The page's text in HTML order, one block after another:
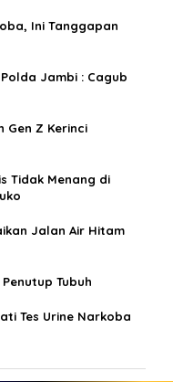
Ini Tanggapan
Jambi : Cagub
Gen Z Kerinci
Tidak Menang di
Jalan Air Hitam
Tubuh
Tes Urine Narkoba